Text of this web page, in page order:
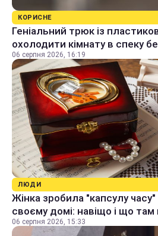
КОРИСНЕ
Геніальний трюк із
охолодити кімнату в спеку
06 серпня 2026, 16:19
ЛЮДИ
Жінка зробила "капсулу часу"
своєму домі: навіщо і що там
06 серпня 2026, 15:33